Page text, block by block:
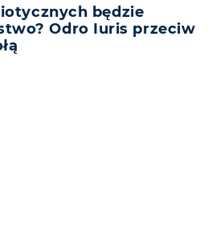
będzie
Odro Iuris przeciw